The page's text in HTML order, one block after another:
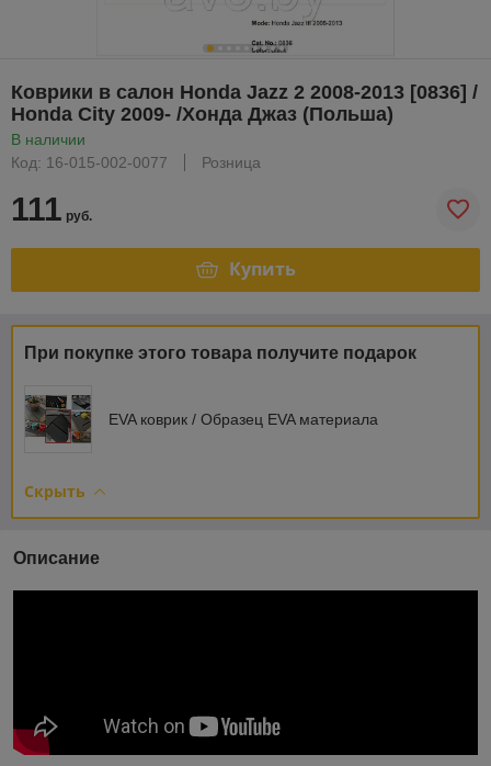
Коврики в салон Honda Jazz 2 2008-2013 [0836] /
Honda City 2009- /Хонда Джаз (Польша)
В наличии
Код: 16-015-002-0077
Розница
111 руб.
Купить
При покупке этого товара получите подарок
EVA коврик / Образец EVA материала
Скрыть
Описание